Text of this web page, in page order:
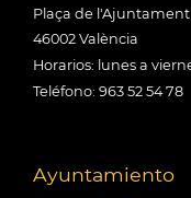
Plaça de l'Ajuntament
46002 València
Horarios: lunes a
Teléfono: 963 52 54 78
Ayuntamiento